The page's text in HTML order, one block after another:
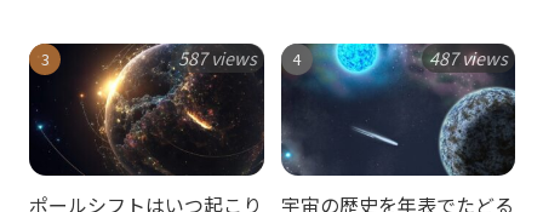
ポールシフトはいつ起こり
587 views
宇宙の歴史を年表でたどる
487 views